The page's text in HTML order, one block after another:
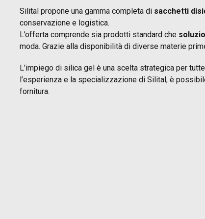
Silital propone una gamma completa di sacchetti
conservazione e logistica.
L’offerta comprende sia prodotti standard che
moda. Grazie alla disponibilità di diverse materie
L’impiego di silica gel è una scelta strategica per
l’esperienza e la specializzazione di Silital, è
fornitura.